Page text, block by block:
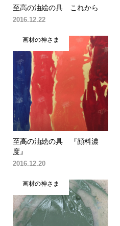
至高の油絵の具 これから
2016.12.22
画材の神さま
至高の油絵の具 『顔料濃
度』
2016.12.20
画材の神さま